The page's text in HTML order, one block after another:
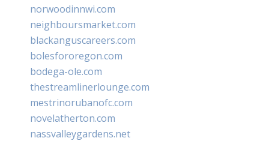
norwoodinnwi.com
neighboursmarket.com
blackanguscareers.com
bolesfororegon.com
bodega-ole.com
thestreamlinerlounge.com
mestrinorubanofc.com
novelatherton.com
nassvalleygardens.net